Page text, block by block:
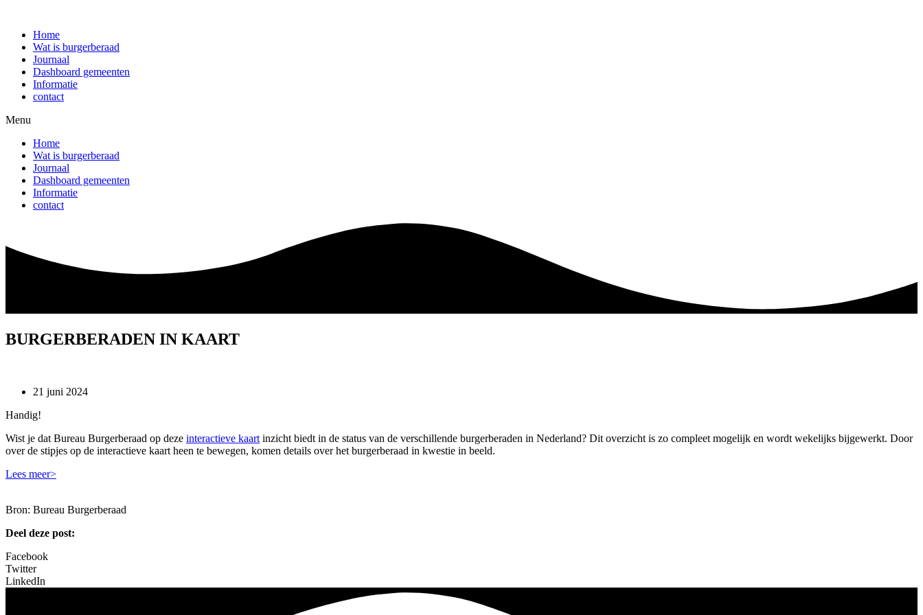
inhoud
Home
Wat is burgerberaad
Journaal
Dashboard gemeenten
Informatie
contact
Menu
Home
Wat is burgerberaad
Journaal
Dashboard gemeenten
Informatie
contact
BURGERBERADEN IN KAART
21 juni 2024
Handig!
Wist je dat Bureau Burgerberaad op deze interactieve kaart inzicht biedt in de status van de verschillende burgerberaden in Nederland? Dit overzicht is zo compleet mogelijk en wordt wekelijks bijgewerkt. Door
over de stipjes op de interactieve kaart heen te bewegen, komen details over het burgerberaad in kwestie in beeld.
Lees meer>
Bron: Bureau B­­­urgerberaad
Deel deze post:
Facebook
Twitter
LinkedIn